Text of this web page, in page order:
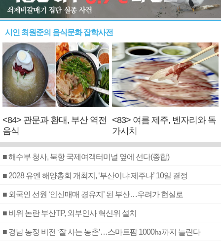
시인 최원준의 음식문화 잡학사전
<84> 관문과 환대, 부산 역전
음식
<83> 여름 제주, 벤자리와 독
가시치
■ 해수부 청사, 북항 국제여객터미널 옆에 선다(종합)
■ 2028 유엔 해양총회 개최지, ‘부산이냐 제주냐’ 10일 결정
■ 외국인 선원 ‘인신매매 경유지’ 된 부산…우려가 현실로
■ 비위 논란 부산TP, 외부인사 혁신위 설치
■ 경남 농정 비전 ‘잘 사는 농촌’…스마트팜 1000㏊까지 늘린다